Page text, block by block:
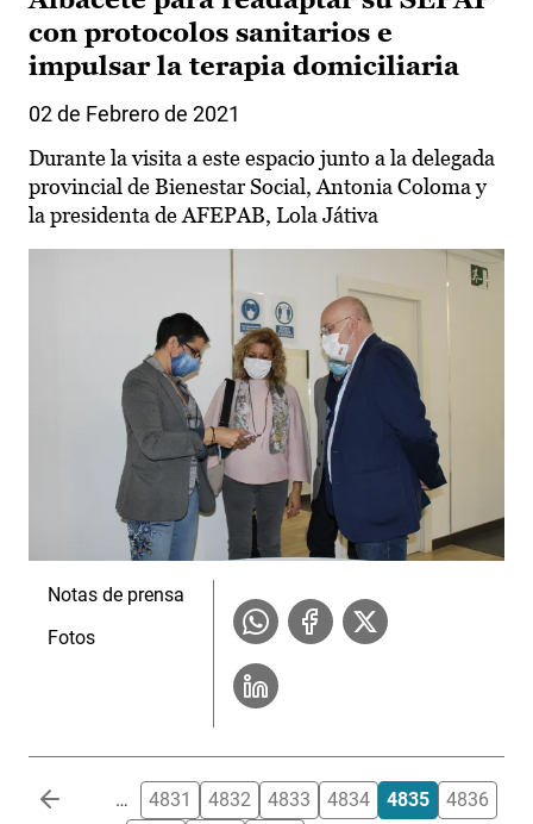
con protocolos sanitarios e
impulsar la terapia domiciliaria
02 de Febrero de 2021
Durante la visita a este espacio junto a la delegada
provincial de Bienestar Social, Antonia Coloma y
la presidenta de AFEPAB, Lola Játiva
Notas de prensa
Fotos
Paginación … 4831 4832 4833 4834 4835
4836